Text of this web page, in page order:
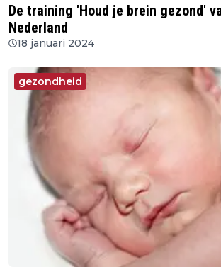
De training 'Houd je brein gezond'
Nederland
18 januari 2024
gezondheid